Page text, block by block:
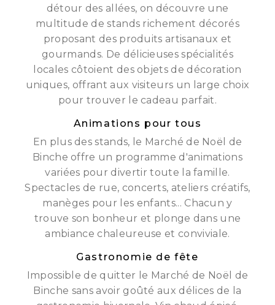
détour des allées, on découvre une
multitude de stands richement décorés
proposant des produits artisanaux et
gourmands. De délicieuses spécialités
locales côtoient des objets de décoration
uniques, offrant aux visiteurs un large choix
pour trouver le cadeau parfait.
Animations pour tous
En plus des stands, le Marché de Noël de
Binche offre un programme d'animations
variées pour divertir toute la famille.
Spectacles de rue, concerts, ateliers créatifs,
manèges pour les enfants... Chacun y
trouve son bonheur et plonge dans une
ambiance chaleureuse et conviviale.
Gastronomie de fête
Impossible de quitter le Marché de Noël de
Binche sans avoir goûté aux délices de la